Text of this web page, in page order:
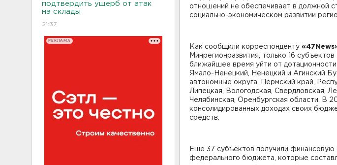
подтвердить ущерб от атак
на склады
21:37
РЕКЛАМА
отношений не обеспечивает в должной
социально-экономическом развитии
Как сообщили корреспонденту
Минрегионразвития, только 16
ближайшее время уйти от
Ямало-Ненецкий, Ненецкий и Агинский
автономные округа, Пермский край,
Липецкая, Вологодская, Свердловская,
Челябинская, Оренбургская области. В
консолидированных доходах своих
средств.
Еще 37 субъектов получили финансовую
федерального бюджета, которые